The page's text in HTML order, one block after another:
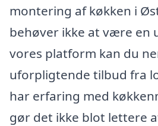
montering af køkken i
behøver ikke at være en
vores platform kan du
uforpligtende tilbud fra
har erfaring med
gør det ikke blot lettere